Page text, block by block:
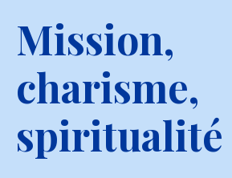
Mission,
charisme,
spiritualité